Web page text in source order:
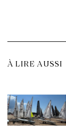
À LIRE AUSSI